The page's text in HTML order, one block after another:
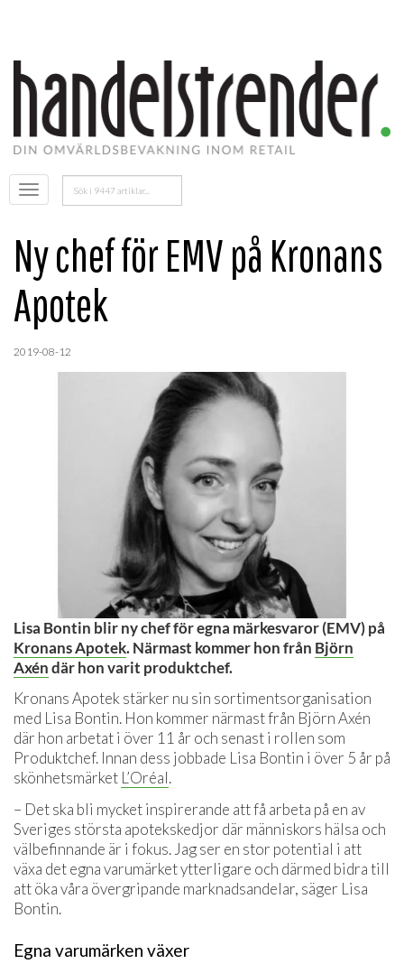
Öppna
menyn
Sök
efter:
Ny chef för EMV på Kronans
Apotek
2019-08-12
Lisa Bontin blir ny chef för egna märkesvaror (EMV) på
Kronans Apotek. Närmast kommer hon från Björn
Axéndär hon varit produktchef.
Kronans Apotek stärker nu sin sortimentsorganisation
med Lisa Bontin. Hon kommer närmast från Björn Axén
där hon arbetat i över 11 år och senast i rollen som
Produktchef. Innan dess jobbade Lisa Bontin i över 5 år på
skönhetsmärket L’Oréal.
– Det ska bli mycket inspirerande att få arbeta på en av
Sveriges största apotekskedjor där människors hälsa och
välbefinnande är i fokus. Jag ser en stor potential i att
växa det egna varumärket ytterligare och därmed bidra till
att öka våra övergripande marknadsandelar, säger Lisa
Bontin.
Egna varumärken växer